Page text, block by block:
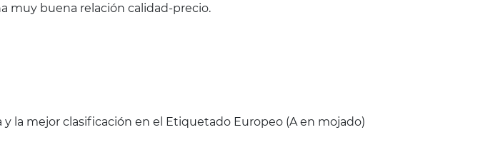
muy buena relación calidad-precio.
la mejor clasificación en el Etiquetado Europeo (A en mojado)